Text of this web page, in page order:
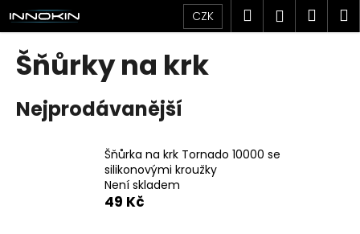
Přejít
na
obsah
CZK Hledat
Šňůrky na krk
Nejprodávanější
Šňůrka na krk Tornado 10000 se
silikonovými kroužky
Není skladem
49 Kč
K
o
o